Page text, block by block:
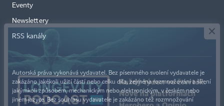
Eventy
Newslettery
RSS kanály
Autorská práva vykonává vydavatel. Bez písemného svolení vydavatele je
zakázáno jakékoli užití částí nebo celku díla, zejména rozmnožování a šíření
jakýmkoli způsobem, mechanickým nebo elektronickým, v českém nebo
jiném jazyce. Bez souhlasu vydavatele je zakázáno též rozmnožování